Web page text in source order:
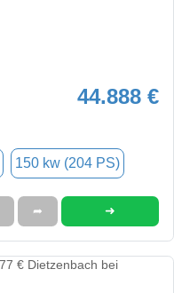
44.888 €
150 kw (204 PS)
➦ ➜